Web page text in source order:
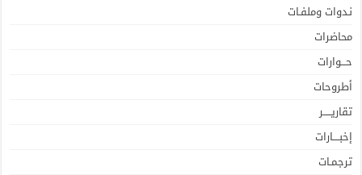
نـدوات وملفـات
محاضرات
حـــوارات
أطروحات
تقاريـــــر
إخبــــارات
ترجمـات